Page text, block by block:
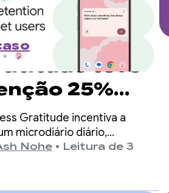
teve
25%
usuários
Gratitude incentiva a
microdiário diário,
de metas. O app tem mais
150 mil avaliações de
Nohe • Leitura de 3